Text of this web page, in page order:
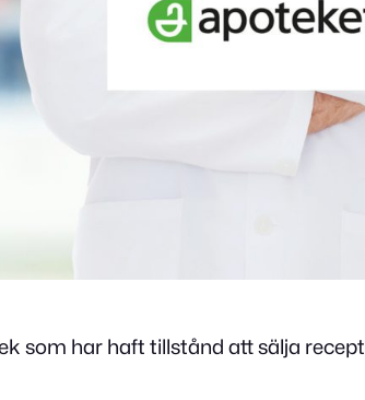
som har haft tillstånd att sälja